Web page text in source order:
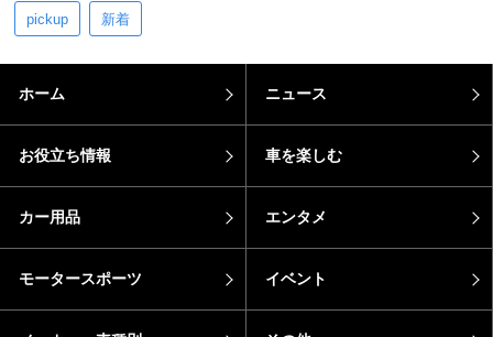
pickup 新着
ホーム ニュース
お役立ち情報 車を楽しむ
カー用品 エンタメ
モータースポーツ イベント